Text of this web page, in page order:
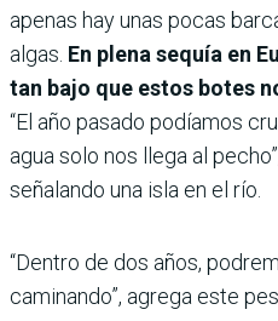
apenas hay unas pocas
algas. En plena sequía en
tan bajo que estos botes
“El año pasado podíamos
agua solo nos llega al
señalando una isla en el río.
“Dentro de dos años,
caminando”, agrega este